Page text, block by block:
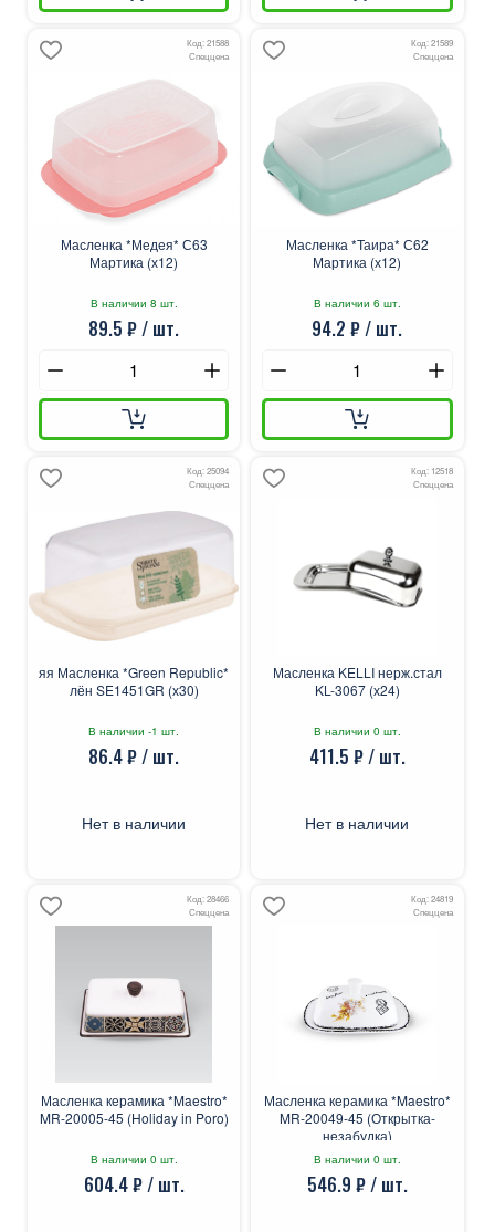
Код: 21588
Спеццена
Масленка *Медея* С63
Мартика (х12)
В наличии 8 шт.
89.5 ₽ / шт.
Код: 21589
Спеццена
Масленка *Таира* С62
Мартика (х12)
В наличии 6 шт.
94.2 ₽ / шт.
Код: 25094
Спеццена
яя Масленка *Green Republic*
лён SE1451GR (х30)
В наличии -1 шт.
86.4 ₽ / шт.
Нет в наличии
Код: 12518
Спеццена
Масленка KELLI нерж.стал
KL-3067 (х24)
В наличии 0 шт.
411.5 ₽ / шт.
Нет в наличии
Код: 28466
Спеццена
Масленка керамика *Maestro*
MR-20005-45 (Holiday in Poro)
В наличии 0 шт.
604.4 ₽ / шт.
Код: 24819
Спеццена
Масленка керамика *Maestro*
MR-20049-45 (Открытка-
незабудка)
В наличии 0 шт.
546.9 ₽ / шт.